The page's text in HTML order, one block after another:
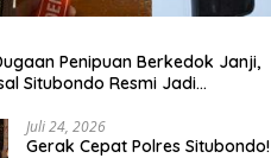
Penipuan Berkedok Janji,
Situbondo Resmi Jadi
Juli 24, 2026
Gerak Cepat Polres Situbondo!